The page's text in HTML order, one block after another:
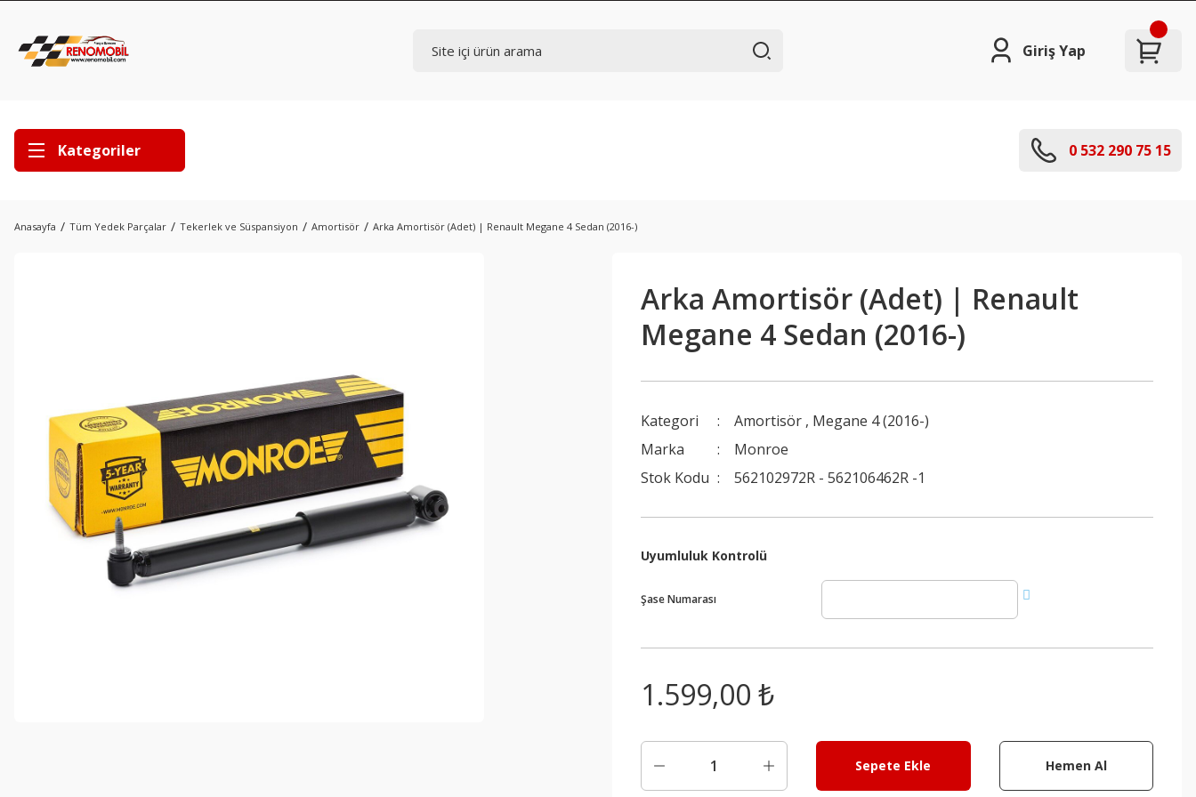
Giriş Yap
Kategoriler 0 532 290 75 15
Anasayfa Tüm Yedek Parçalar Tekerlek ve Süspansiyon Amortisör Arka Amortisör (Adet) | Renault Megane 4 Sedan (2016-)
Arka Amortisör (Adet) | Renault
Megane 4 Sedan (2016-)
Kategori Amortisör , Megane 4 (2016-)
Marka
Monroe
Stok Kodu
562102972R - 562106462R -1
Uyumluluk Kontrolü
Şase Numarası
1.599,00 ₺
Sepete Ekle Hemen Al